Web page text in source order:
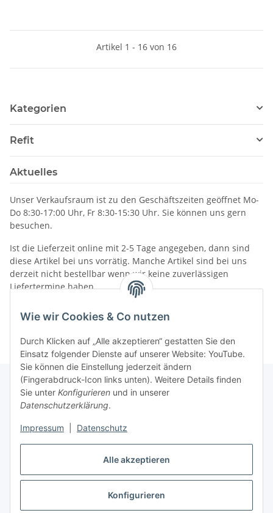
Alle akzeptieren
Konfigurieren
Wie wir Cookies & Co nutzen
Durch Klicken auf „Alle akzeptieren“ gestatten Sie den
Einsatz folgender Dienste auf unserer Website: YouTube.
Sie können die Einstellung jederzeit ändern
(Fingerabdruck-Icon links unten). Weitere Details finden
Sie unter Konfigurieren und in unserer
Datenschutzerklärung.
Impressum Datenschutz
Artikel 1 - 16 von 16
Kategorien
Refit
Aktuelles
Unser Verkaufsraum ist zu den Geschäftszeiten geöffnet Mo-
Do 8:30-17:00 Uhr, Fr 8:30-15:30 Uhr. Sie können uns gern
besuchen.
Ist die Lieferzeit online mit 2-5 Tage angegeben, dann sind
diese Artikel bei uns vorrätig. Manche Artikel sind bei uns
derzeit nicht bestellbar wenn wir keine zuverlässigen
Liefertermine haben.
Gesetzliche Informationen
Vertrag widerrufen